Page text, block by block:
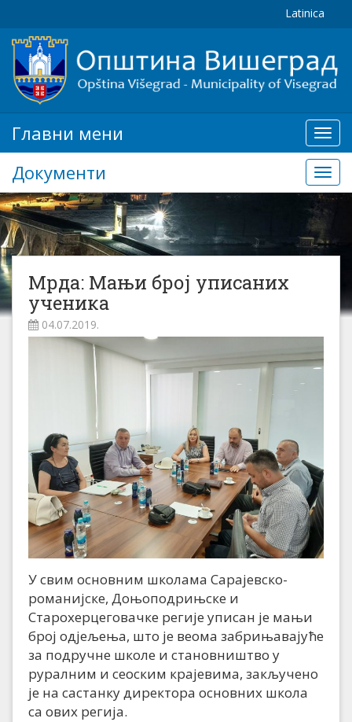
Latinica
мени
Главни мени
Документи
Мрда: Мањи број уписаних
ученика
04.07.2019.
У свим основним школама Сарајевско-
романијске, Доњоподрињске и
Старохерцеговачке регије уписан је мањи
број одјељења, што је веома забрињавајуће
за подручне школе и становништво у
руралним и сеоским крајевима, закључено
је на састанку директора основних школа
са ових регија.